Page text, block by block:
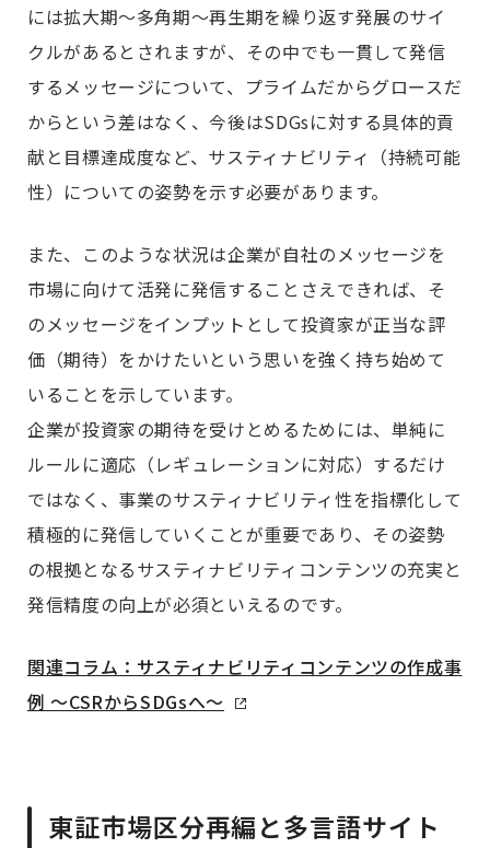
には拡大期～多角期～再生期を繰り返す発展のサイ
クルがあるとされますが、その中でも一貫して発信
するメッセージについて、プライムだからグロースだ
からという差はなく、今後はSDGsに対する具体的貢
献と目標達成度など、サスティナビリティ（持続可能
性）についての姿勢を示す必要があります。
また、このような状況は企業が自社のメッセージを
市場に向けて活発に発信することさえできれば、そ
のメッセージをインプットとして投資家が正当な評
価（期待）をかけたいという思いを強く持ち始めて
いることを示しています。
企業が投資家の期待を受けとめるためには、単純に
ルールに適応（レギュレーションに対応）するだけ
ではなく、事業のサスティナビリティ性を指標化して
積極的に発信していくことが重要であり、その姿勢
の根拠となるサスティナビリティコンテンツの充実と
発信精度の向上が必須といえるのです。
関連コラム：サスティナビリティコンテンツの作成事
例 ～CSRからSDGsへ～
東証市場区分再編と多言語サイト